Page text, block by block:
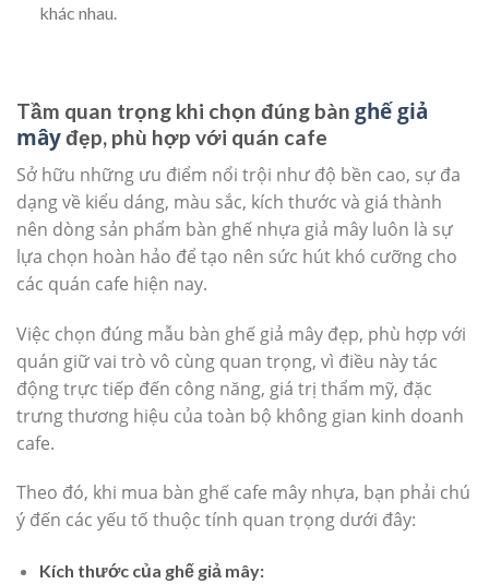
khác nhau.
Tầm quan trọng khi chọn đúng bàn ghế giả
mâyđẹp, phù hợp với quán cafe
Sở hữu những ưu điểm nổi trội như độ bền cao, sự đa
dạng về kiểu dáng, màu sắc, kích thước và giá thành
nên dòng sản phẩm bàn ghế nhựa giả mây luôn là sự
lựa chọn hoàn hảo để tạo nên sức hút khó cưỡng cho
các quán cafe hiện nay.
Việc chọn đúng mẫu bàn ghế giả mây đẹp, phù hợp với
quán giữ vai trò vô cùng quan trọng, vì điều này tác
động trực tiếp đến công năng, giá trị thẩm mỹ, đặc
trưng thương hiệu của toàn bộ không gian kinh doanh
cafe.
Theo đó, khi mua bàn ghế cafe mây nhựa, bạn phải chú
ý đến các yếu tố thuộc tính quan trọng dưới đây:
Kích thước của ghế giả mây: